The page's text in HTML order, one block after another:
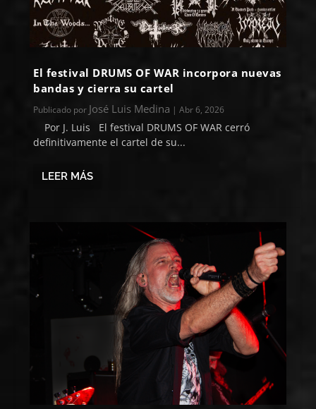
El festival DRUMS OF WAR incorpora nuevas
bandas y cierra su cartel
Publicado por José Luis Medina |Abr 6, 2026
Por J. Luis El festival DRUMS OF WAR cerró
definitivamente el cartel de su...
LEER MÁS